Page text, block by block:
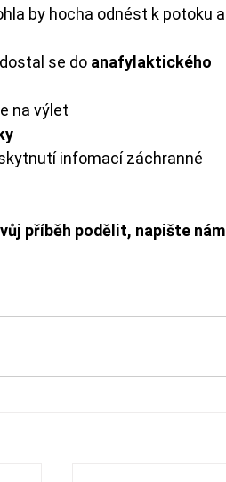
by hocha odnést k potoku a
se do anafylaktického
na výlet
infomací záchranné
příběh podělit, napište nám